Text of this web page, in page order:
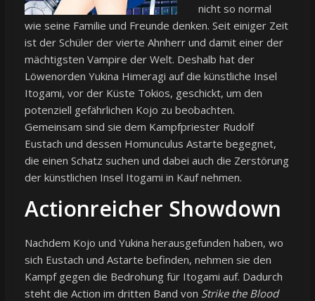
nicht so normal
wie seine Familie und Freunde denken. Seit einiger Zeit
ist der Schüler der vierte Ahnherr und damit einer der
mächtigsten Vampire der Welt. Deshalb hat der
Löwenorden Yukina Himeragi auf die künstliche Insel
Itogami, vor der Küste Tokios, geschickt, um den
potenziell gefährlichen Kojo zu beobachten.
Gemeinsam sind sie dem Kampfpriester Rudolf
Eustach und dessen Homunculus Astarte begegnet,
die einen Schatz suchen und dabei auch die Zerstörung
der künstlichen Insel Itogami in Kauf nehmen.
Actionreicher Showdown
Nachdem Kojo und Yukina herausgefunden haben, wo
sich Eustach und Astarte befinden, nehmen sie den
Kampf gegen die Bedrohung für Itogami auf. Dadurch
steht die Action im dritten Band von Strike the Blood